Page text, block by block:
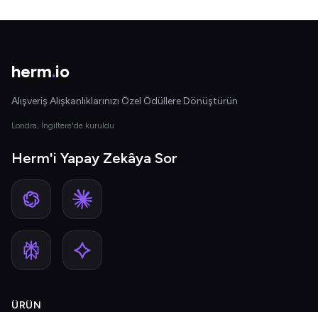
herm.io
Alışveriş Alışkanlıklarınızı Özel Ödüllere Dönüştürün
Londra, İngiltere'de kuruldu
Herm'i Yapay Zekâya Sor
ÜRÜN